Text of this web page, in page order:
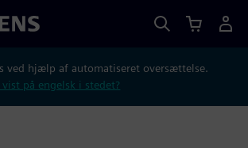
ved hjælp af automatiseret oversættelse.
på engelsk i stedet?